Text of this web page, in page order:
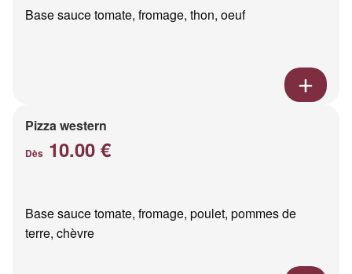
Base sauce tomate, fromage, thon, oeuf
Pizza western
Dès 10.00 €
Base sauce tomate, fromage, poulet, pommes de
terre, chèvre